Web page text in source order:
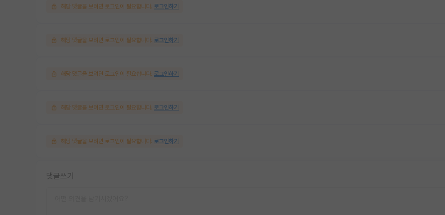
해당 댓글을 보려면 로그인이 필요합니다. 로그인하기
해당 댓글을 보려면 로그인이 필요합니다. 로그인하기
해당 댓글을 보려면 로그인이 필요합니다. 로그인하기
해당 댓글을 보려면 로그인이 필요합니다. 로그인하기
해당 댓글을 보려면 로그인이 필요합니다. 로그인하기
댓글쓰기